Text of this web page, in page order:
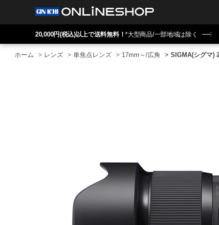
20,000円(税込)以上で送料無料！*大型商品/一部地域は除く
ホーム > レンズ > 単焦点レンズ > 17mm～/広角 > SIGMA(シグマ)